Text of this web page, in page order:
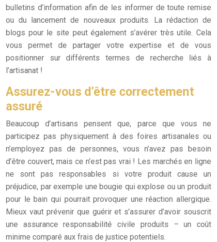
bulletins d’information afin de les informer de toute remise
ou du lancement de nouveaux produits. La rédaction de
blogs pour le site peut également s’avérer très utile. Cela
vous permet de partager votre expertise et de vous
positionner sur différents termes de recherche liés à
l’artisanat !
Assurez-vous d’être correctement
assuré
Beaucoup d’artisans pensent que, parce que vous ne
participez pas physiquement à des foires artisanales ou
n’employez pas de personnes, vous n’avez pas besoin
d’être couvert, mais ce n’est pas vrai ! Les marchés en ligne
ne sont pas responsables si votre produit cause un
préjudice, par exemple une bougie qui explose ou un produit
pour le bain qui pourrait provoquer une réaction allergique.
Mieux vaut prévenir que guérir et s’assurer d’avoir souscrit
une assurance responsabilité civile produits – un coût
minime comparé aux frais de justice potentiels.